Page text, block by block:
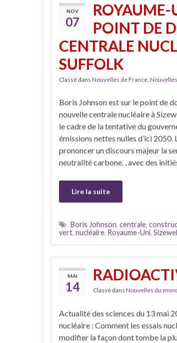
NOV
07
ROYAUME-
POINT DE
CENTRALE
SUFFOLK
Classé dans Nouvelles de France,
Boris Johnson est sur le point de
nouvelle centrale nucléaire à
le cadre de la tentative du
émissions nettes nulles d’ici
prononcer un discours majeur la
neutralité carbone. , avec des
Lire la suite
Boris Johnson, centrale,
vert, nucléaire, Royaume-Uni,
MAI
14 Classé dans Nouvelles du
Actualité des sciences du 13 mai
nucléaire : Comment les essais
modifier la façon dont tombe la